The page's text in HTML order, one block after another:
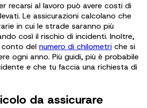
recarsi al lavoro può avere costi di
Le assicurazioni calcolano che
in cui le strade saranno più
così il rischio di incidenti. Inoltre,
conto del numero di chilometri che si
ogni anno. Più guidi, più è probabile
e che tu faccia una richiesta di
da assicurare